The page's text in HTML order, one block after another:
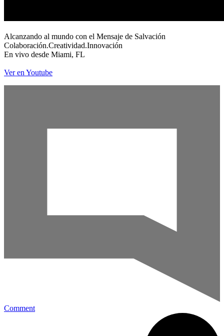
Alcanzando al mundo con el Mensaje de Salvación
Colaboración.Creatividad.Innovación
En vivo desde Miami, FL
Ver en Youtube
Comment